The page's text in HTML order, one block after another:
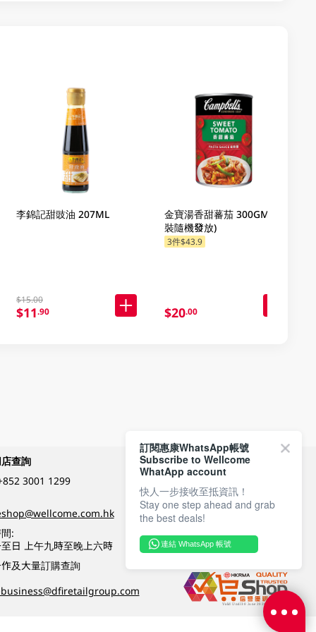
李錦記甜豉油 207ML
$15.00
$11.90
金寶湯香甜蕃茄 300GM (包
裝隨機發放)
3件$43.9
$20.00
查詢
3001 1299
:
日 上午九時至晚上六時
及大量訂購查詢
付款方式
關注我們
訂閱惠康WhatsApp帳號
Subscribe to Wellcome
WhatApp account
快人一步接收至抵資訊！
Stay one step ahead and grab
the best deals!
連結 WhatsApp 帳號